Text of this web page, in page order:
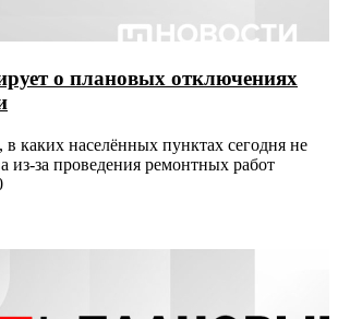
о плановых отключениях
в каких населённых пунктах сегодня не
из-за проведения ремонтных работ